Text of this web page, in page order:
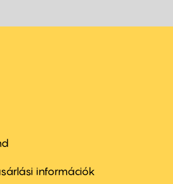
információk